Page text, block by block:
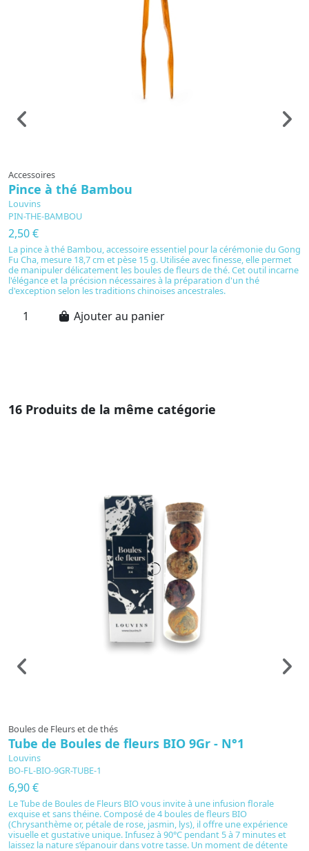
Accessoires
Pince à thé Bambou
Louvins
PIN-THE-BAMBOU
2,50 €
La pince à thé Bambou, accessoire essentiel pour la cérémonie du Gong
Fu Cha, mesure 18,7 cm et pèse 15 g. Utilisée avec finesse, elle permet
de manipuler délicatement les boules de fleurs de thé. Cet outil incarne
l'élégance et la précision nécessaires à la préparation d'un thé
d'exception selon les traditions chinoises ancestrales.
Ajouter au panier
16 Produits de la même catégorie
Boules de Fleurs et de thés
Tube de Boules de fleurs BIO 9Gr - N°1
Louvins
BO-FL-BIO-9GR-TUBE-1
6,90 €
Le Tube de Boules de Fleurs BIO vous invite à une infusion florale
exquise et sans théine. Composé de 4 boules de fleurs BIO
(Chrysanthème or, pétale de rose, jasmin, lys), il offre une expérience
visuelle et gustative unique. Infusez à 90°C pendant 5 à 7 minutes et
laissez la nature s’épanouir dans votre tasse. Un moment de détente